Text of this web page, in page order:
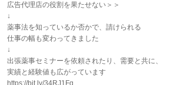
広告代理店の役割を果たせない＞＞
↓
薬事法を知っているか否かで、請けられる
仕事の幅も変わってきました
↓
出張薬事セミナーを依頼されたり、需要と共に、
実績と経験値も広がっています